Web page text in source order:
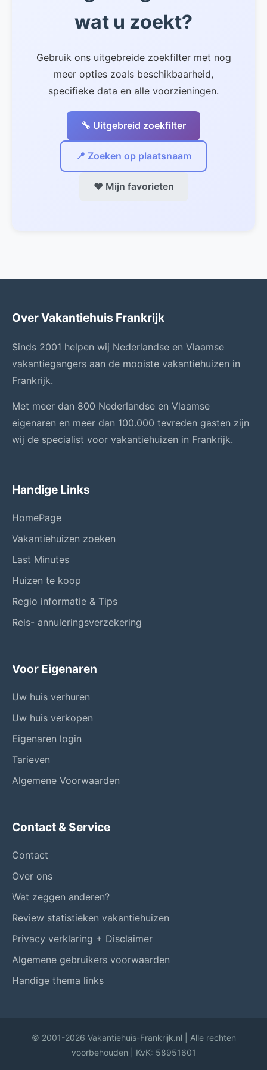
wat u zoekt?
Gebruik ons uitgebreide zoekfilter met nog
meer opties zoals beschikbaarheid,
specifieke data en alle voorzieningen.
🔧 Uitgebreid zoekfilter
📍 Zoeken op plaatsnaam
❤️ Mijn favorieten
Over Vakantiehuis Frankrijk
Sinds 2001 helpen wij Nederlandse en Vlaamse
vakantiegangers aan de mooiste vakantiehuizen in
Frankrijk.
Met meer dan 800 Nederlandse en Vlaamse
eigenaren en meer dan 100.000 tevreden gasten zijn
wij de specialist voor vakantiehuizen in Frankrijk.
Handige Links
HomePage
Vakantiehuizen zoeken
Last Minutes
Huizen te koop
Regio informatie & Tips
Reis- annuleringsverzekering
Voor Eigenaren
Uw huis verhuren
Uw huis verkopen
Eigenaren login
Tarieven
Algemene Voorwaarden
Contact & Service
Contact
Over ons
Wat zeggen anderen?
Review statistieken vakantiehuizen
Privacy verklaring + Disclaimer
Algemene gebruikers voorwaarden
Handige thema links
© 2001-2026 Vakantiehuis-Frankrijk.nl | Alle rechten
voorbehouden | KvK: 58951601